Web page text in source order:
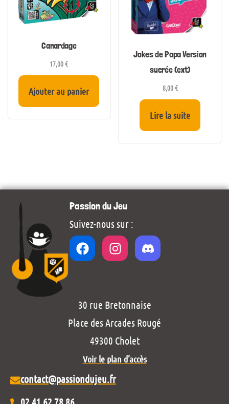
Canardage
17,00€
Ajouter au panier
Jokes de Papa Version
sucrée (ext)
8,00€
Lire la suite
Passion du Jeu
Suivez-nous sur :
30 rue Bretonnaise
Place des Arcades Rougé
49300 Cholet
Voir le plan d’accès
contact@passiondujeu.fr